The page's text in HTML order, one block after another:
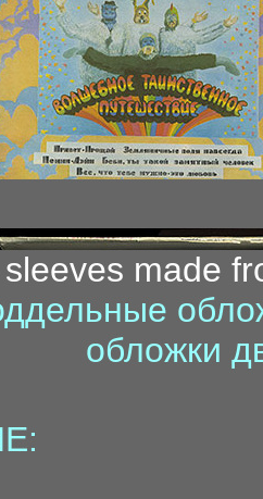
made
обложки